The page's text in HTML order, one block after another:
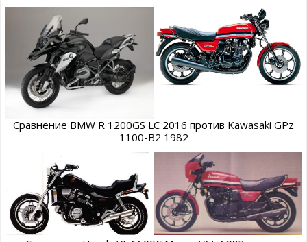
Сравнение BMW R 1200GS LC 2016 против Kawasaki GPz
1100-B2 1982